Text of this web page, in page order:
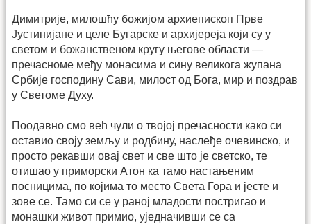
Димитрије, милошћу божијом архиепископ Прве
Јустинијане и целе Бугарске и архијереја који су у
светом и божанственом кругу његове области —
пречасноме међу монасима и сину великога жупана
Србије господину Сави, милост од Бога, мир и поздрав
у Светоме Духу.
Поодавно смо већ чули о твојој пречасности како си
оставио своју земљу и родбину, наслеђе очевинско, и
просто рекавши овај свет и све што је светско, те
отишао у приморски Атон ка тамо настањеним
посницима, по којима то место Света Гора и јесте и
зове се. Тамо си се у раној младости постригао и
монашки живот примио, уједначивши се са